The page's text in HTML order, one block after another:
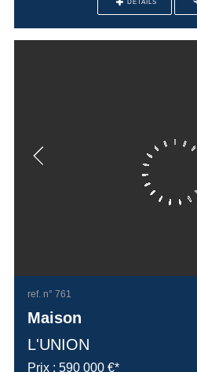
ref. n° 761
Maison
L'UNION
Prix : 590 000 €*